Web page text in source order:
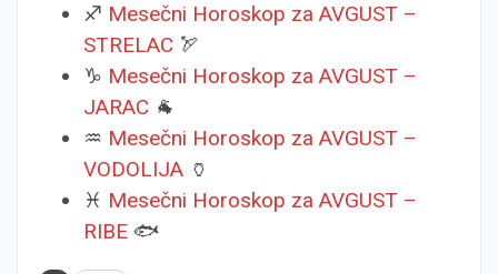
♐ Mesečni Horoskop za AVGUST –
STRELAC 🏹
♑ Mesečni Horoskop za AVGUST –
JARAC 🐐
♒ Mesečni Horoskop za AVGUST –
VODOLIJA 🏺
♓ Mesečni Horoskop za AVGUST –
RIBE 🐟